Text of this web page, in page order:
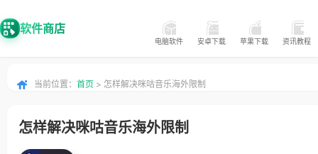
软件商店
电脑软件 安卓下载 苹果下载 资讯教程
当前位置： 首页 > 怎样解决咪咕音乐海外限制
怎样解决咪咕音乐海外限制